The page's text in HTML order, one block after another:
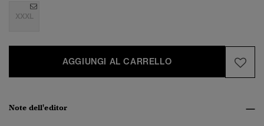
XXXL
AGGIUNGI AL CARRELLO
Note dell'editor